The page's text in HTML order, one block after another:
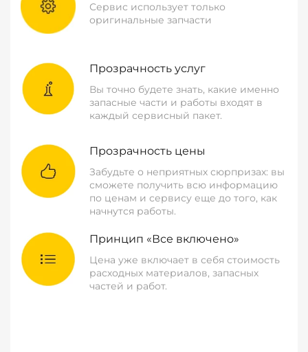
Сервис использует только
оригинальные запчасти
Прозрачность услуг
Вы точно будете знать, какие именно
запасные части и работы входят в
каждый сервисный пакет.
Прозрачность цены
Забудьте о неприятных сюрпризах: вы
сможете получить всю информацию
по ценам и сервису еще до того, как
начнутся работы.
Принцип «Все включено»
Цена уже включает в себя стоимость
расходных материалов, запасных
частей и работ.